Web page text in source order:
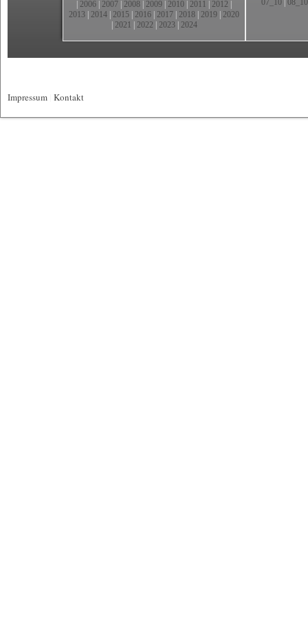
2006 2007 2008 2009 2010 2011 2012
2013 2014 2015 2016 2017 2018 2019 2020
2021 2022 2023| 2024
07_10 08_10
Impressum Kontakt